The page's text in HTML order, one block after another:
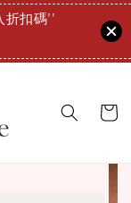
折扣碼''